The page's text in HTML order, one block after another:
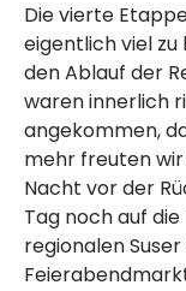
Die vierte
eigentlich viel zu
den Ablauf der
waren innerlich
angekommen,
mehr freuten
Nacht vor der
Tag noch auf
regionalen